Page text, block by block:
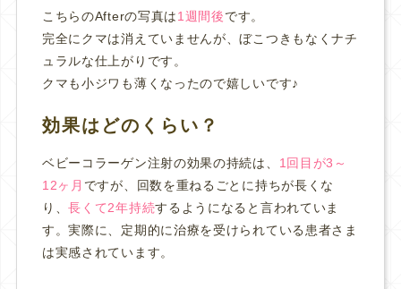
こちらのAfterの写真は1週間後です。
完全にクマは消えていませんが、ぼこつきもなくナチ
ュラルな仕上がりです。
クマも小ジワも薄くなったので嬉しいです♪
効果はどのくらい？
ベビーコラーゲン注射の効果の持続は、 1回目が3～
12ヶ月 ですが、回数を重ねるごとに持ちが長くな
り、長くて2年持続するようになると言われていま
す。実際に、定期的に治療を受けられている患者さま
は実感されています。